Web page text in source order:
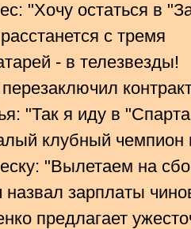
"Хочу остаться в
с тремя
- в телезвезды!
"Так я иду в
клубный чемпион
"Вылетаем на
назвал зарплаты
предлагает